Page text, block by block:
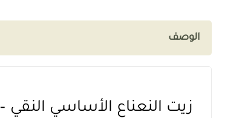
الوصف
زيت النعناع الأساسي النقي – 10 مل – الهند